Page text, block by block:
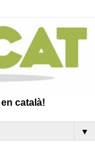
català!
▼